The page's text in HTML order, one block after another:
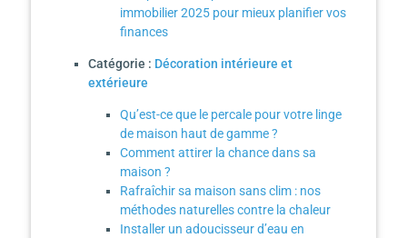
immobilier 2025 pour mieux planifier vos
finances
Catégorie : Décoration intérieure et
extérieure
Qu’est-ce que le percale pour votre linge
de maison haut de gamme ?
Comment attirer la chance dans sa
maison ?
Rafraîchir sa maison sans clim : nos
méthodes naturelles contre la chaleur
Installer un adoucisseur d’eau en